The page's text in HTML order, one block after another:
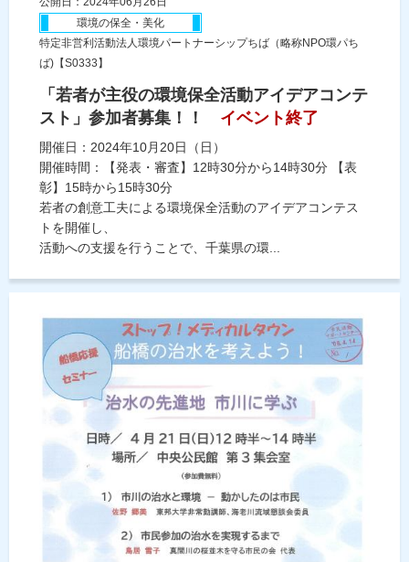
環境の保全・美化
特定非営利活動法人環境パートナーシップちば（略称NPO環パち
ば)【S0333】
「若者が主役の環境保全活動アイデアコンテ
スト」参加者募集！！
イベント終了
開催日：2024年10月20日（日）
開催時間：【発表・審査】12時30分から14時30分 【表
彰】15時から15時30分
若者の創意工夫による環境保全活動のアイデアコンテス
トを開催し、
活動への支援を行うことで、千葉県の環...